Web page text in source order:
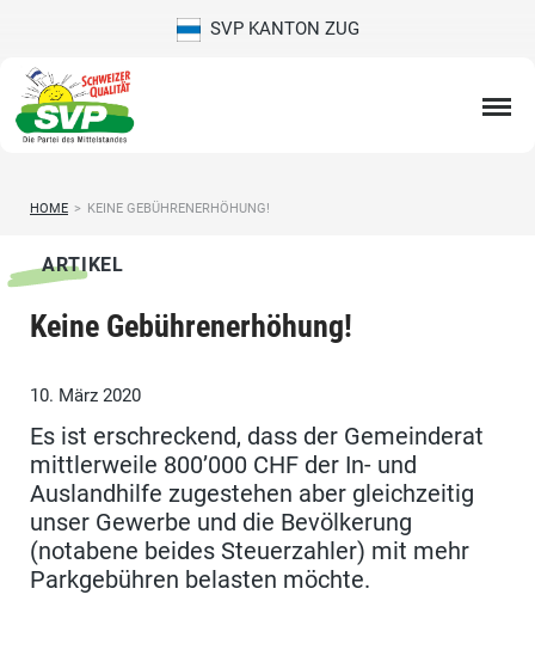
SVP KANTON ZUG
HOME > KEINE GEBÜHRENERHÖHUNG!
ARTIKEL
Keine Gebührenerhöhung!
10. März 2020
Es ist erschreckend, dass der Gemeinderat
mittlerweile 800’000 CHF der In- und
Auslandhilfe zugestehen aber gleichzeitig
unser Gewerbe und die Bevölkerung
(notabene beides Steuerzahler) mit mehr
Parkgebühren belasten möchte.